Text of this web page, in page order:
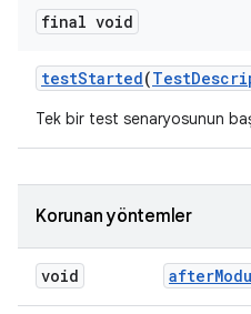
final void
testStarted(Test
Tek bir test senaryosunun
Korunan yöntemler
void after